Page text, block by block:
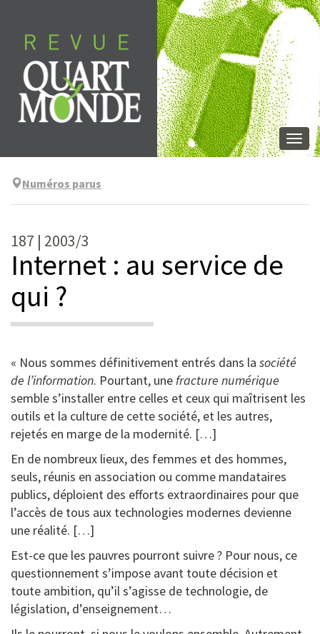
contenu
Numéros parus
187 | 2003/3
Internet : au service de
qui ?
« Nous sommes définitivement entrés dans la société
de l’information. Pourtant, unefracture numérique
semble s’installer entre celles et ceux qui maîtrisent les
outils et la culture de cette société, et les autres,
rejetés en marge de la modernité. […]
En de nombreux lieux, des femmes et des hommes,
seuls, réunis en association ou comme mandataires
publics, déploient des efforts extraordinaires pour que
l’accès de tous aux technologies modernes devienne
une réalité. […]
Est-ce que les pauvres pourront suivre ? Pour nous, ce
questionnement s’impose avant toute décision et
toute ambition, qu’il s’agisse de technologie, de
législation, d’enseignement…